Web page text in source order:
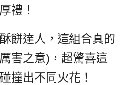
禮！
餅達人，這組合真的
害之意)，超驚喜這
撞出不同火花！